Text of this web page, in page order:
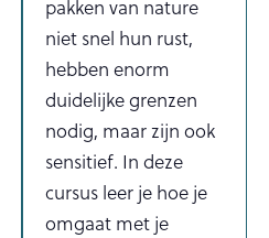
pakken van nature
niet snel hun rust,
hebben enorm
duidelijke grenzen
nodig, maar zijn ook
sensitief. In deze
cursus leer je hoe je
omgaat met je